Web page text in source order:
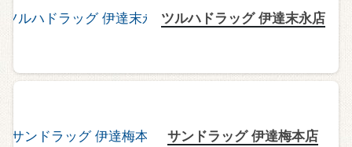
ツルハドラッグ 伊達末永店
サンドラッグ 伊達梅本店